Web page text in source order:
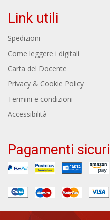
Link utili
Spedizioni
Come leggere i digitali
Carta del Docente
Privacy & Cookie Policy
Termini e condizioni
Accessibilità
Pagamenti sicuri